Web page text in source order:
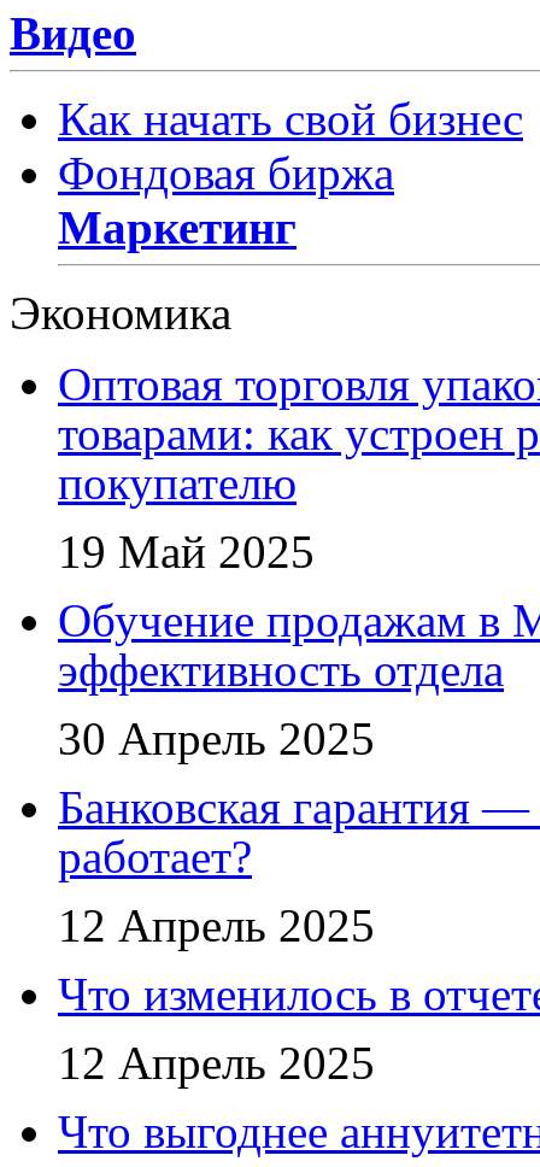
Видео
Как начать свой бизнес
Фондовая биржа
Маркетинг
Экономика
Оптовая торговля
товарами: как устроен
покупателю
19 Май 2025
Обучение продажам в
эффективность отдела
30 Апрель 2025
Банковская гарантия
работает?
12 Апрель 2025
Что изменилось в
12 Апрель 2025
Что выгоднее